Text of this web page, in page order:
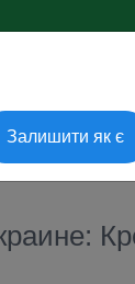
Залишити як є